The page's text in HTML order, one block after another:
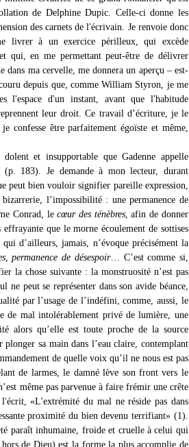
de Delphine Dupic. Celle-ci donne les
des carnets de l'écrivain. Je renvoie donc
livrer à un exercice périlleux, qui excède
qui, en me permettant peut-être de délivrer
dans ma cervelle, me donnera un aperçu – est-
depuis que, comme William Styron, je me
l'espace d'un instant, avant que l'habitude
leur droit. Ce travail d’écriture, je le
confesse être parfaitement égoïste et même,
et insupportable que Gadenne appelle
(p. 183). Je demande à mon lecteur, durant
peut bien vouloir signifier pareille expression,
l’impossibilité : une permanence de
Conrad, lecœur des ténèbres, afin de donner
que le morne écoulement de sottises
d’ailleurs, jamais, n’évoque précisément la
,permanence de désespoir… C’est comme si,
la chose suivante : la monstruosité n’est pas
peut se représenter dans son avide béance,
par l’usage de l’indéfini, comme, aussi, le
de mal intolérablement privé de lumière, une
alors qu’elle est toute proche de la source
sa main dans l’eau claire, contemplant
de quelle voix qu’il ne nous est pas
de larmes, le damné lève son front vers le
même pas parvenue à faire frémir une crête
«L'extrémité du mal ne réside pas dans
proximité du bien devenu terrifiant» (1).
paraît inhumaine, froide et cruelle à celui qui
de Dieu) est la forme la plus accomplie de